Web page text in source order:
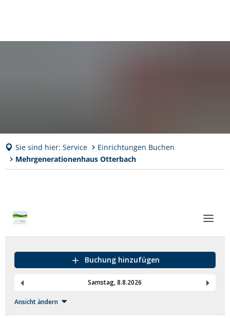
Sie sind hier: Service
Einrichtungen Buchen
Mehrgenerationenhaus Otterbach
Otterbach